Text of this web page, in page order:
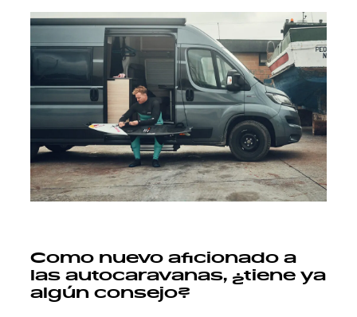
Como nuevo aficionado a
las autocaravanas, ¿tiene ya
algún consejo?